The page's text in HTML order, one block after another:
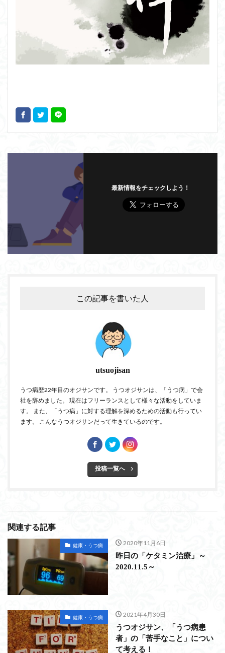
最新情報をチェックしよう！
この記事を書いた人
utsuojisan
うつ病歴22年目のオジサンです。 うつオジサンは、「うつ病」で会
社を辞めました。 現在はフリーランスとして様々な活動をしていま
す。 また、「うつ病」に対する理解を深めるための活動も行ってい
ます。 こんなうつオジサンだって生きているのです。
投稿一覧へ
関連する記事
健康・うつ病 2020年11月6日
昨日の「ケタミン治療」～
2020.11.5～
健康・うつ病 2021年4月30日
うつオジサン、「うつ病患
者」の「苦手なこと」につい
て考える！